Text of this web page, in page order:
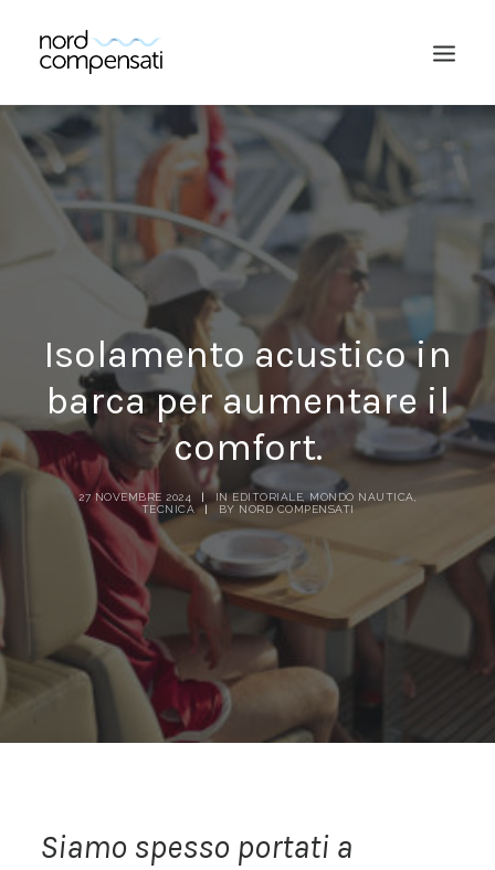
RICERCA
Isolamento acustico in
barca per aumentare il
comfort.
27 NOVEMBRE 2024 | INEDITORIALE MONDO NAUTICA
TECNICA
| BY NORD COMPENSATI
Siamo spesso portati a